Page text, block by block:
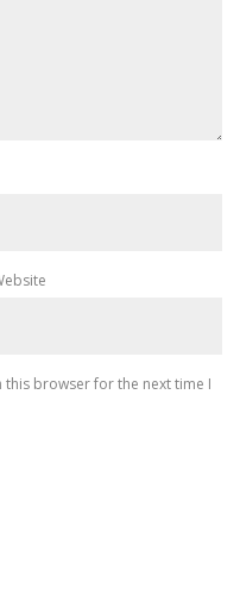
this browser for the next time I